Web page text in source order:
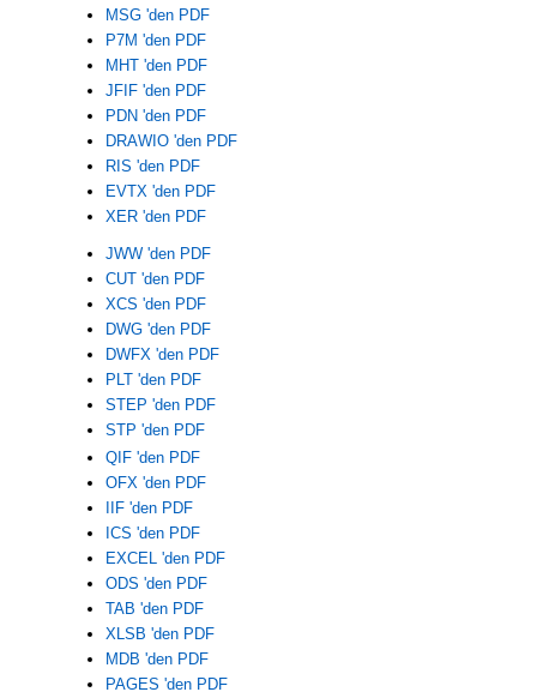
MSG 'den PDF
P7M 'den PDF
MHT 'den PDF
JFIF 'den PDF
PDN 'den PDF
DRAWIO 'den PDF
RIS 'den PDF
EVTX 'den PDF
XER 'den PDF
JWW 'den PDF
CUT 'den PDF
XCS 'den PDF
DWG 'den PDF
DWFX 'den PDF
PLT 'den PDF
STEP 'den PDF
STP 'den PDF
QIF 'den PDF
OFX 'den PDF
IIF 'den PDF
ICS 'den PDF
EXCEL 'den PDF
ODS 'den PDF
TAB 'den PDF
XLSB 'den PDF
MDB 'den PDF
PAGES 'den PDF